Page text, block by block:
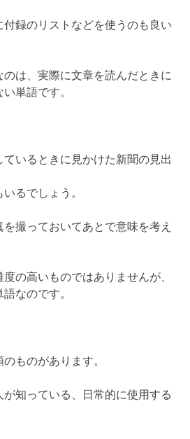
録のリストなどを使うのも良い
のは、実際に文章を読んだときに
単語です。
いるときに見かけた新聞の見出
るでしょう。
撮っておいてあとで意味を考え
の高いものではありませんが、
なのです。
ものがあります。
知っている、日常的に使用する